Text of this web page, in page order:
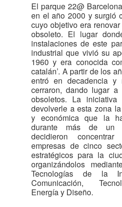
El parque 22@
en el año 2000 y surgió
cuyo objetivo era
obsoleto. El lugar
instalaciones de este
industrial que vivió su
1960 y era conocida
catalán’. A partir de los
entró en decadencia y
cerraron, dando lugar
obsoletos. La
devolverle a esta zona
y económica que la
durante más de un
decidieron
empresas de cinco
estratégicos para la
organizándolos
Tecnologías de la
Comunicación,
Energía y Diseño.